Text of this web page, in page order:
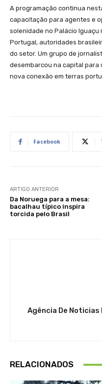
A programação continua
capacitação para agentes e
solenidade no Palácio
Portugal, autoridades
do setor. Um grupo de
desembarcou na capital para
nova conexão em terras
Facebook
ARTIGO ANTERIOR
Da Noruega para a mesa:
bacalhau típico inspira
torcida pelo Brasil
Agência De
RELACIONADOS